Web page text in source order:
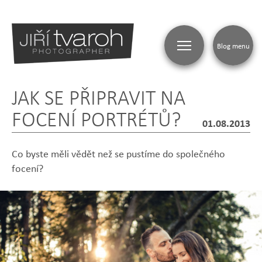
BLOG
JAK SE PŘIPRAVIT NA
FOCENÍ PORTRÉTŮ?
01.08.2013
Co byste měli vědět než se pustíme do společného
focení?
Blog menu